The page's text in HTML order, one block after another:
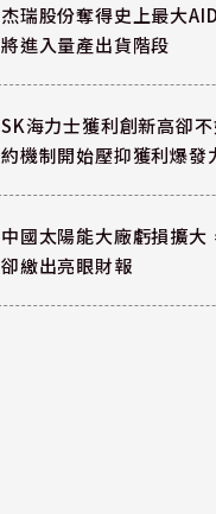
杰瑞股份奪得史上最大
將進入量產出貨階段
SK海力士獲利創新高卻
約機制開始壓抑獲利爆發
中國太陽能大廠虧損擴大
卻繳出亮眼財報